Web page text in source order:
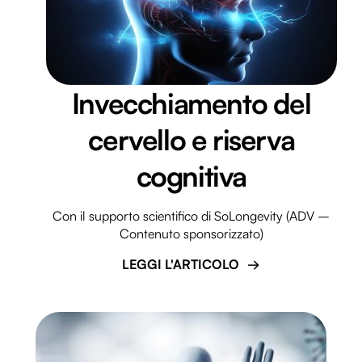
Invecchiamento del
cervello e riserva
cognitiva
Con il supporto scientifico di SoLongevity (ADV –
Contenuto sponsorizzato)
LEGGI L'ARTICOLO